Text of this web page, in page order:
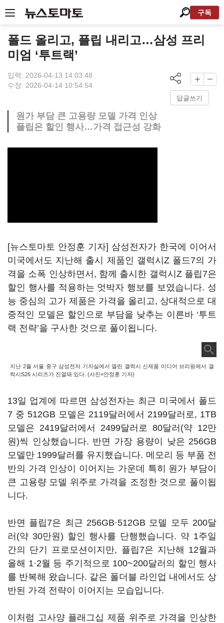
구독
폴드 올리고, 플립 내리고…삼성 프리
미엄 ‘투트랙’
입력: 2026-04-13 14:03:48
수정: 2026-04-14 10:54:54
답글쓰기
원가 부담 큰 고용량 모델 가격 인상
플립은 할인 행사…가격 접근성 강화
[뉴스토마토 안정훈 기자] 삼성전자가 한국에 이어서
미국에서도 지난해 출시 제품인 갤럭시Z 폴드7의 가
격을 소폭 인상하면서, 함께 출시한 갤럭시Z 플립7은
할인 행사를 적용하는 엇박자 행보를 보였습니다. 성
능 중심의 고가 제품은 가격을 올리고, 상대적으로 대
중적인 모델은 할인으로 부담을 낮추는 이른바 ‘투트
랙 전략’을 구사한 것으로 풀이됩니다.
지난 2월 서울 중구 삼성전자 기자실에서 열린 갤럭시 신제품 미디어 브리핑에서 갤
럭시S26 시리즈가 진열돼 있다. (사진=안정훈 기자)
13일 업계에 따르면 삼성전자는 최근 미국에서 폴드
7 중 512GB 모델은 2119달러에서 2199달러로, 1TB
모델은 2419달러에서 2499달러로 80달러(약 12만
원)씩 인상했습니다. 반면 가장 용량이 낮은 256GB
모델만 1999달러를 유지했습니다. 메모리 등 부품 전
반의 가격 인상이 이어지는 가운데 특히 원가 부담이
큰 고용량 모델 위주로 가격을 조정한 것으로 풀이됩
니다.
반면 플립7은 최근 256GB·512GB 모델 모두 200달
러(약 30만원) 할인 행사를 단행했습니다. 약 1주일
간의 단기 프로모션이지만, 플립7은 지난해 12월과
올해 1·2월 등 주기적으로 100~200달러의 할인 행사
를 반복해 왔습니다. 같은 폴더블 라인업 내에서도 상
반된 가격 전략이 이어지는 모습입니다.
이처럼 고사양 플래그십 제품 위주로 가격을 인상한